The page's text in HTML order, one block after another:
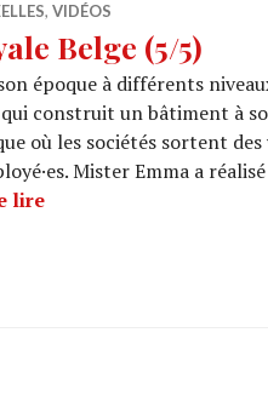
, VIDÉOS
Belge (5/5)
époque à différents
qui construit un bâtiment à
où les sociétés sortent
Mister Emma a
lireARCHI URBAIN (18/28)